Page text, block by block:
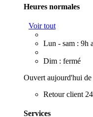
Heures normales
Voir tout
Lun - sam : 9h
Dim : fermé
Ouvert aujourd'hui
Retour client
Services